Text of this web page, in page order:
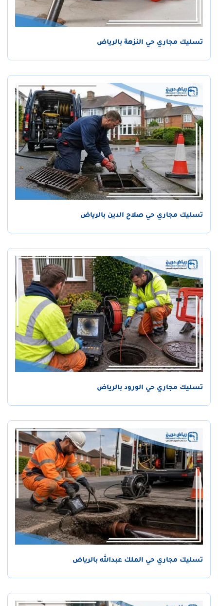
تسليك مجاري حي النزهة بالرياض
تسليك مجاري حي صلاح الدين بالرياض
تسليك مجاري حي الورود بالرياض
تسليك مجاري حي الملك عبدالله بالرياض